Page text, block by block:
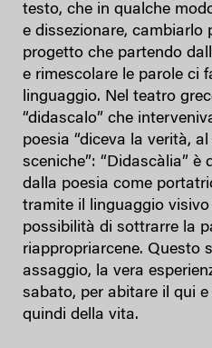
testo, che in qualche
e dissezionare, cambiarlo
progetto che partendo
e rimescolare le parole ci
linguaggio. Nel teatro
“didascalo” che
poesia “diceva la verità,
sceniche”: “Didascàlia” è
dalla poesia come
tramite il linguaggio
possibilità di sottrarre la
riappropriarcene. Questo
assaggio, la vera
sabato, per abitare il qui
quindi della vita.